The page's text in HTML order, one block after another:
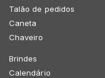
Talão de pedidos
Caneta
Chaveiro
Brindes
Calendário